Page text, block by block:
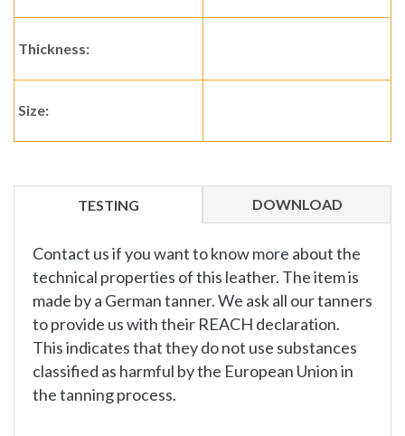
Thickness:
Size:
TESTING DOWNLOAD
Contact us if you want to know more about the
technical properties of this leather. The item is
made by a German tanner. We ask all our tanners
to provide us with their REACH declaration.
This indicates that they do not use substances
classified as harmful by the European Union in
the tanning process.